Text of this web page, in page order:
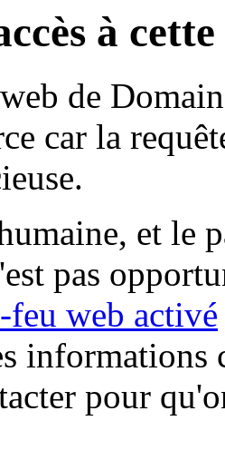
à
de
car la
et le
pas
feu web activé
informations
pour